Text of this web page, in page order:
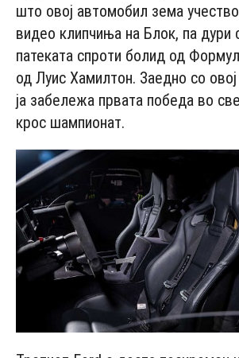
што овој автомобил зема
видео клипчиња на Блок, па дури
патеката спроти болид од
од Луис Хамилтон. Заедно со
ја забележа првата победа во
крос шампионат.